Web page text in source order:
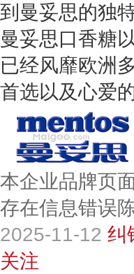
到曼妥思的独
曼妥思口香糖
已经风靡欧洲
首选以及心爱
本企业品牌页
存在信息错误
2025-11-12 纠
关注